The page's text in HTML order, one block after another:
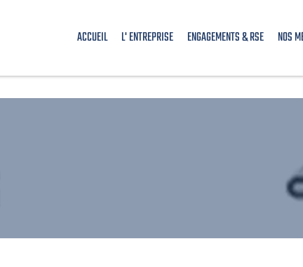
ACCUEIL L' ENTREPRISE ENGAGEMENTS & RSE NOS